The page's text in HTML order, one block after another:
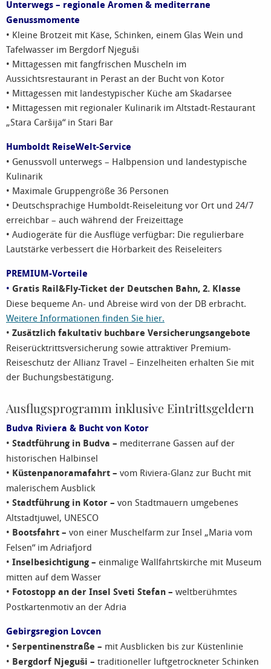
Unterwegs – regionale Aromen & mediterrane
Genussmomente
• Kleine Brotzeit mit Käse, Schinken, einem Glas Wein und
Tafelwasser im Bergdorf Njeguši
• Mittagessen mit fangfrischen Muscheln im
Aussichtsrestaurant in Perast an der Bucht von Kotor
• Mittagessen mit landestypischer Küche am Skadarsee
• Mittagessen mit regionaler Kulinarik im Altstadt-Restaurant
„Stara Caršija“ in Stari Bar
Humboldt ReiseWelt-Service
• Genussvoll unterwegs – Halbpension und landestypische
Kulinarik
• Maximale Gruppengröße 36 Personen
• Deutschsprachige Humboldt-Reiseleitung vor Ort und 24/7
erreichbar – auch während der Freizeittage
• Audiogeräte für die Ausflüge verfügbar: Die regulierbare
Lautstärke verbessert die Hörbarkeit des Reiseleiters
PREMIUM-Vorteile
• Gratis Rail&Fly-Ticket der Deutschen Bahn, 2. Klasse
Diese bequeme An- und Abreise wird von der DB erbracht.
Weitere Informationen finden Sie hier.
• Zusätzlich fakultativ buchbare Versicherungsangebote
Reiserücktrittsversicherung sowie attraktiver Premium-
Reiseschutz der Allianz Travel – Einzelheiten erhalten Sie mit
der Buchungsbestätigung.
Ausflugsprogramm inklusive Eintrittsgeldern
Budva Riviera & Bucht von Kotor
• Stadtführung in Budva – mediterrane Gassen auf der
historischen Halbinsel
• Küstenpanoramafahrt – vom Riviera-Glanz zur Bucht mit
malerischem Ausblick
• Stadtführung in Kotor – von Stadtmauern umgebenes
Altstadtjuwel, UNESCO
• Bootsfahrt – von einer Muschelfarm zur Insel „Maria vom
Felsen“ im Adriafjord
• Inselbesichtigung – einmalige Wallfahrtskirche mit Museum
mitten auf dem Wasser
• Fotostopp an der Insel Sveti Stefan – weltberühmtes
Postkartenmotiv an der Adria
Gebirgsregion Lovcen
• Serpentinenstraße – mit Ausblicken bis zur Küstenlinie
• Bergdorf Njeguši – traditioneller luftgetrockneter Schinken